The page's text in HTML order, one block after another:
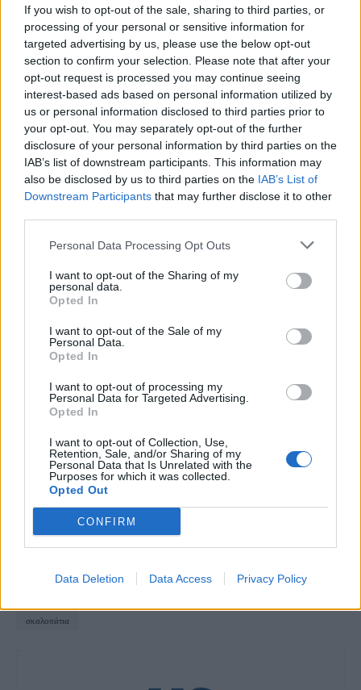
If you wish to opt-out of the sale, sharing to third parties, or
processing of your personal or sensitive information for
targeted advertising by us, please use the below opt-out
section to confirm your selection. Please note that after your
opt-out request is processed you may continue seeing
interest-based ads based on personal information utilized by
us or personal information disclosed to third parties prior to
your opt-out. You may separately opt-out of the further
disclosure of your personal information by third parties on the
IAB’s list of downstream participants. This information may
also be disclosed by us to third parties on the IAB’s List of
Downstream Participants that may further disclose it to other
Personal Data Processing Opt Outs
I want to opt-out of the Sharing of my
personal data.
Opted In
I want to opt-out of the Sale of my
Personal Data.
Opted In
I want to opt-out of processing my
Personal Data for Targeted Advertising.
Opted In
I want to opt-out of Collection, Use,
Retention, Sale, and/or Sharing of my
Personal Data that Is Unrelated with the
Purposes for which it was collected.
Opted Out
CONFIRM
Data Deletion Data Access Privacy Policy
αυτές τις προσπάθειες αυξάνοντας τις
θερμίδες που καίτε κατά τη διάρκεια της
ημέρας. Η ανάβαση σκάλας καίει περίπου 432
θερμίδες την ώρα. (Λόγω της έντασης, είναι
απίθανο να ανεβείτε σκάλες για μια ολόκληρη
ώρα.)
Το ανέβασμα σκαλοπατιών τόσο καλό όσο
το περπάτημα;
Το ανέβασμα σκαλοπατιών είναι διαφορετικό
από το περπάτημα. Η ανάβαση σκάλας είναι
επίπεδο έδαφος, καθώς πρέπει να
προωθήσετε το σώμα σας κάθετα ενάντια στη
βαρύτητα. Και οι δύο μορφές άσκησης
μπορούν να ενταχθούν σε ένα εβδομαδιαίο
Διαβάστε επίσης
Έρχονται νέα φάρμακα για διαβήτη,
παχυσαρκία, Αλτσχάιμερ – Τι αλλάζει
Φύκια: Το μέλλον της βιώσιμης διατροφής
σκαλοπάτια